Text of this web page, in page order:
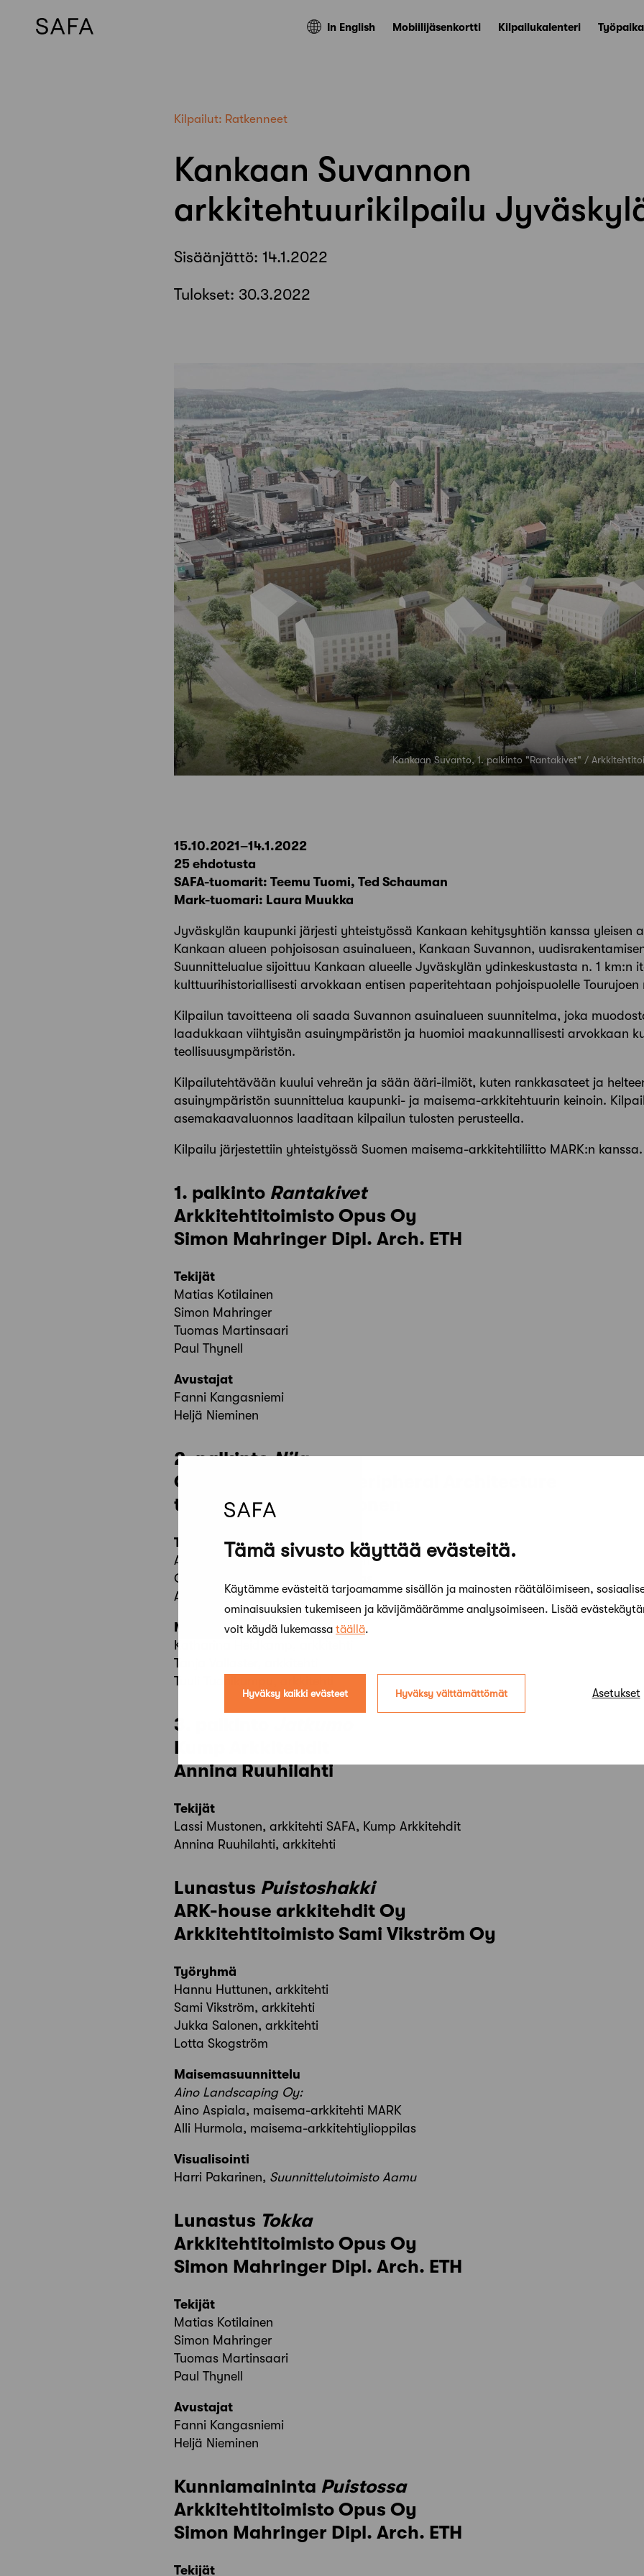
Tämä sivusto käyttää evästeitä.
Käytämme evästeitä tarjoamamme sisällön ja mainosten räätälöimiseen,
ominaisuuksien tukemiseen ja kävijämäärämme analysoimiseen. Lisää
voit käydä lukemassa täällä.
Hyväksy kaikki evästeet Hyväksy välttämättömät Asetukset
In English Mobiilijäsenkortti Kilpailukalenteri
Kilpailut: Ratkenneet
Kankaan Suvannon
arkkitehtuurikilpailu
Sisäänjättö: 14.1.2022
Tulokset: 30.3.2022
Kankaan Suvanto, 1. palkinto "Rantakivet" /
15.10.2021–14.1.2022
25 ehdotusta
SAFA-tuomarit: Teemu Tuomi, Ted Schauman
Mark-tuomari: Laura Muukka
Jyväskylän kaupunki järjesti yhteistyössä Kankaan kehitysyhtiön kanssa yleisen
Kankaan alueen pohjoisosan asuinalueen, Kankaan Suvannon,
Suunnittelualue sijoittuu Kankaan alueelle Jyväskylän ydinkeskustasta n. 1 km:n
kulttuurihistoriallisesti arvokkaan entisen paperitehtaan pohjoispuolelle Tourujoen
Kilpailun tavoitteena oli saada Suvannon asuinalueen suunnitelma, joka
laadukkaan viihtyisän asuinympäristön ja huomioi maakunnallisesti arvokkaan
teollisuusympäristön.
Kilpailutehtävään kuului vehreän ja sään ääri-ilmiöt, kuten rankkasateet ja
asuinympäristön suunnittelua kaupunki- ja maisema-arkkitehtuurin keinoin.
asemakaavaluonnos laaditaan kilpailun tulosten perusteella.
Kilpailu järjestettiin yhteistyössä Suomen maisema-arkkitehtiliitto MARK:n kanssa.
1. palkinto Rantakivet
Arkkitehtitoimisto Opus Oy
Simon Mahringer Dipl. Arch. ETH
Tekijät
Matias Kotilainen
Simon Mahringer
Tuomas Martinsaari
Paul Thynell
Avustajat
Fanni Kangasniemi
Heljä Nieminen
2. palkintoNila
OOPEAA Office for Peripheral Architecture
tmi Otto Samuli Heinonen
Tekijät
Anssi Lassila, arkkitehti, professori
Otto Heinonen, arkkitehtiylioppilas
Aki Markkanen, arkkitehti
Muu työryhmä
Katharina Heidkamp, arkkitehti
Tanja Vallaster, arkkitehti
Tuuli Tuohikumpu, arkkitehti
3. palkinto
Kump Arkkitehdit
Annina Ruuhilahti
Tekijät
Lassi Mustonen, arkkitehti SAFA, Kump Arkkitehdit
Annina Ruuhilahti, arkkitehti
Lunastus Puistoshakki
ARK-house arkkitehdit Oy
Arkkitehtitoimisto Sami Vikström Oy
Työryhmä
Hannu Huttunen, arkkitehti
Sami Vikström, arkkitehti
Jukka Salonen, arkkitehti
Lotta Skogström
Maisemasuunnittelu
Aino Landscaping Oy:
Aino Aspiala, maisema-arkkitehti MARK
Alli Hurmola, maisema-arkkitehtiylioppilas
Visualisointi
Harri Pakarinen, Suunnittelutoimisto Aamu
Lunastus Tokka
Arkkitehtitoimisto Opus Oy
Simon Mahringer Dipl. Arch. ETH
Tekijät
Matias Kotilainen
Simon Mahringer
Tuomas Martinsaari
Paul Thynell
Avustajat
Fanni Kangasniemi
Heljä Nieminen
Kunniamaininta Puistossa
Arkkitehtitoimisto Opus Oy
Simon Mahringer Dipl. Arch. ETH
Tekijät